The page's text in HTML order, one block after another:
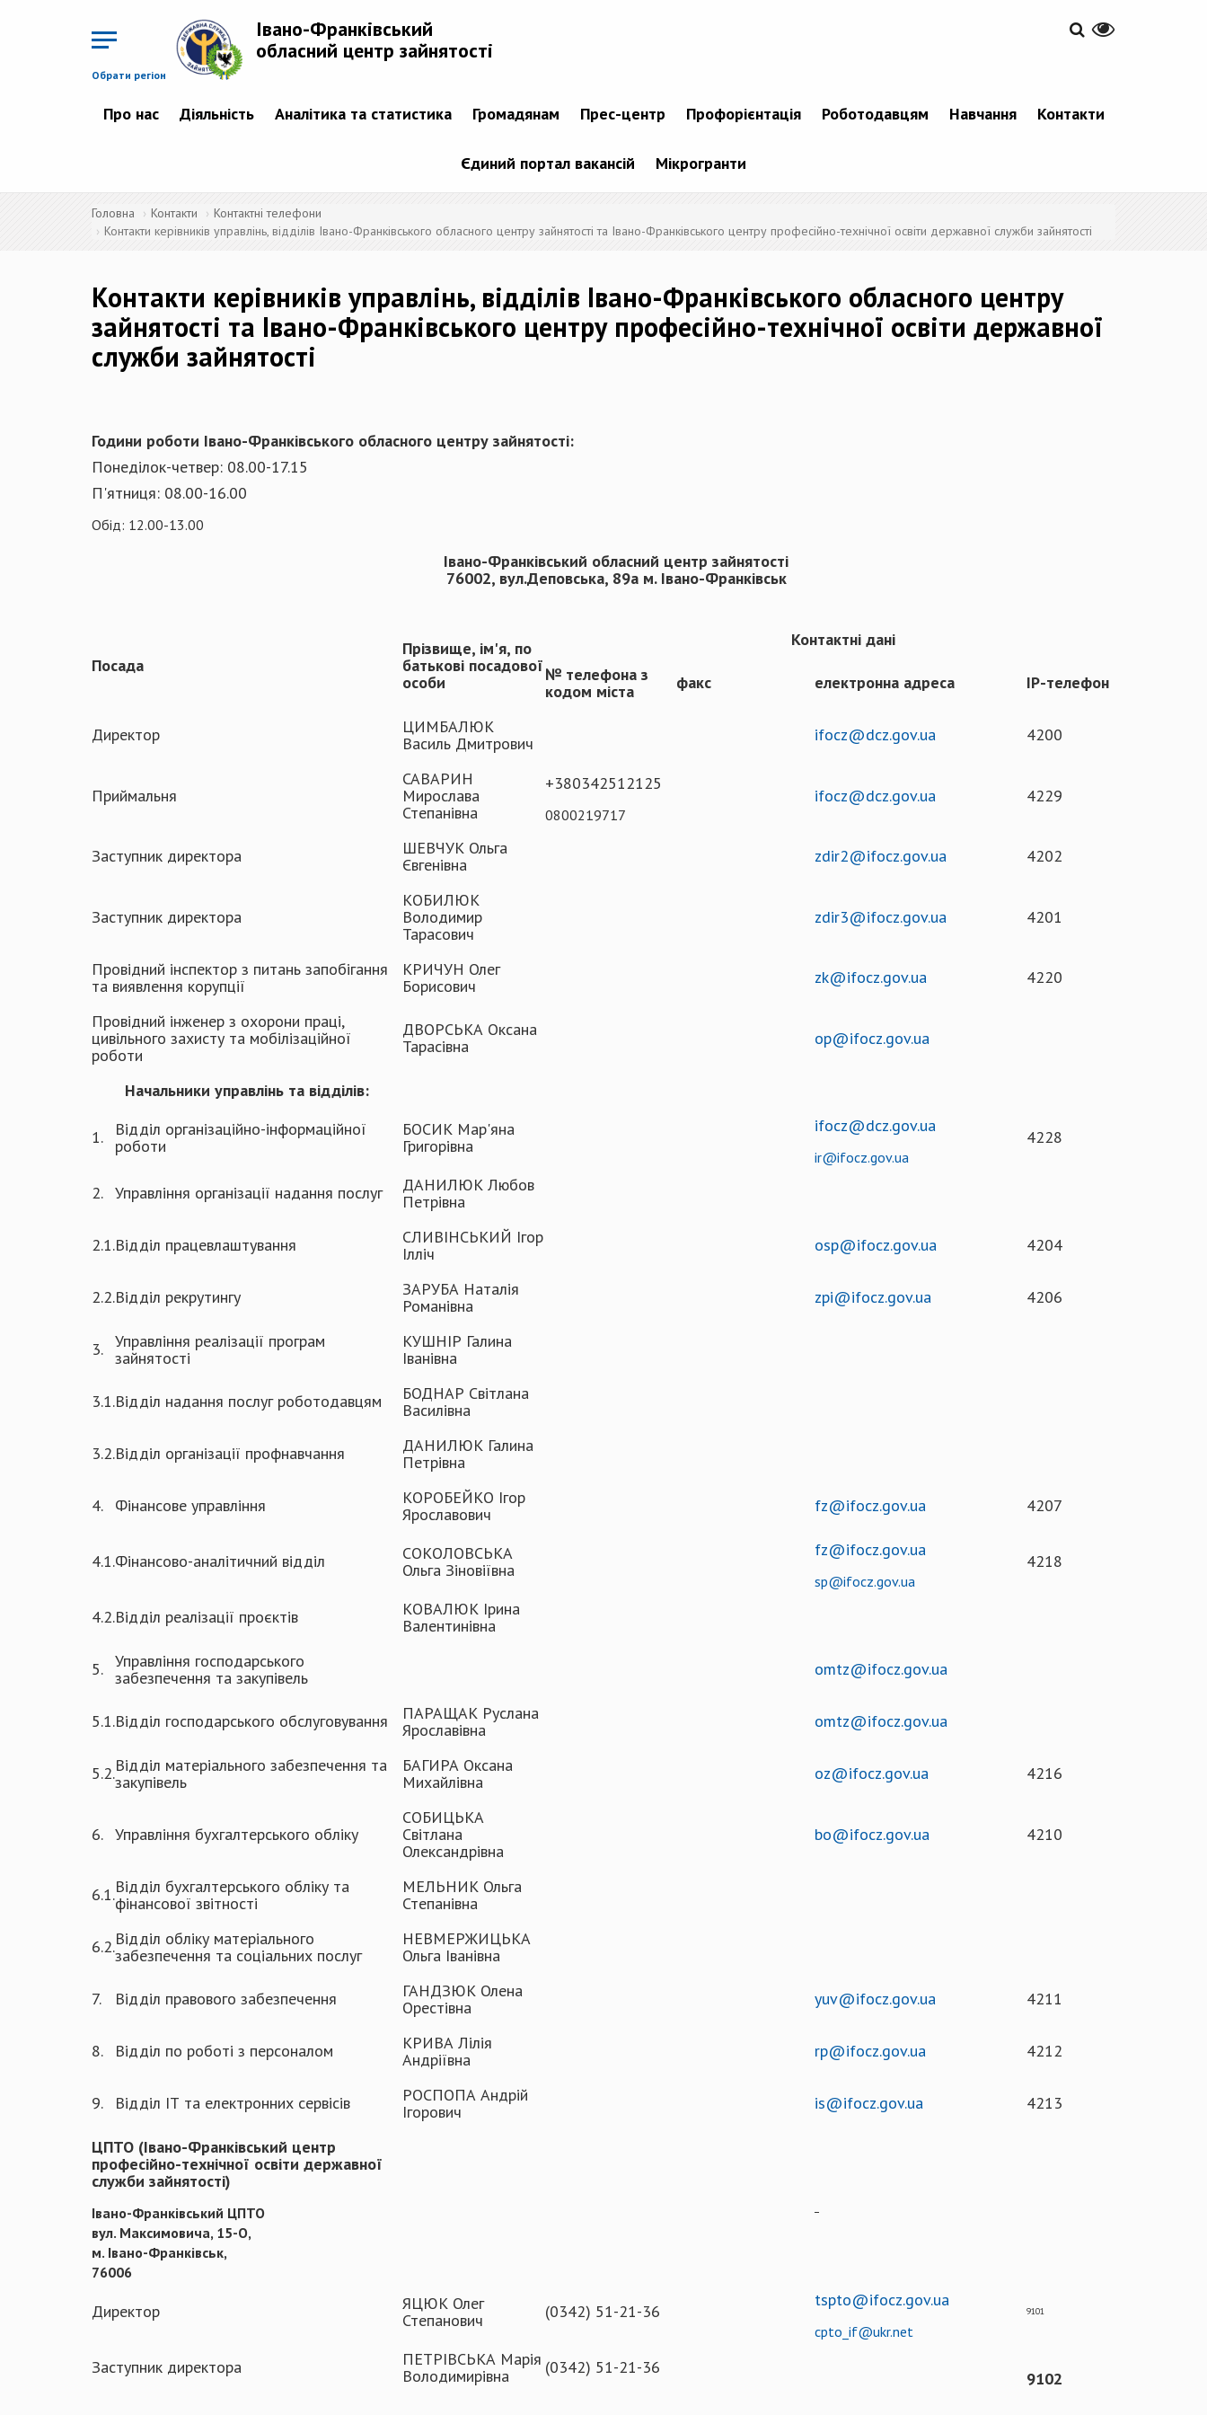
Обрати регіон
Івано-Франківський
обласний центр зайнятості
Про нас Діяльність Аналітика та статистика Громадянам Прес-центр Профорієнтація Роботодавцям Навчання Контакти
Єдиний портал вакансій Мікрогранти
Головна Контакти
Контактні телефони
Контакти керівників управлінь, відділів Івано-Франківського обласного центру зайнятості та Івано-Франківського центру професійно-технічної освіти державної служби зайнятості
Контакти керівників управлінь, відділів Івано-Франківського обласного центру
зайнятості та Івано-Франківського центру професійно-технічної освіти державної
служби зайнятості
Години роботи Івано-Франківського обласного центру зайнятості:
Понеділок-четвер: 08.00-17.15
П'ятниця: 08.00-16.00
Обід: 12.00-13.00
Івано-Франківський обласний центр зайнятості
76002, вул.Деповська, 89а м. Івано-Франківськ
Посада
Прізвище, ім'я, по
батькові посадової
особи
Контактні дані
№ телефона з
кодом міста
факс електронна адреса ІР-телефон
Директор
ЦИМБАЛЮК
Василь Дмитрович
ifocz@dcz.gov.ua 4200
Приймальня
САВАРИН
Мирослава
Степанівна
+380342512125
0800219717
ifocz@dcz.gov.ua 4229
Заступник директора
ШЕВЧУК Ольга
Євгенівна
zdir2@ifocz.gov.ua 4202
Заступник директора
КОБИЛЮК
Володимир
Тарасович
zdir3@ifocz.gov.ua 4201
Провідний інспектор з питань запобігання
та виявлення корупції
КРИЧУН Олег
Борисович
zk@ifocz.gov.ua 4220
Провідний інженер з охорони праці,
цивільного захисту та мобілізаційної
роботи
ДВОРСЬКА Оксана
Тарасівна
op@ifocz.gov.ua
Начальники управлінь та відділів:
1.
Відділ організаційно-інформаційної
роботи
БОСИК Мар'яна
Григорівна
ifocz@dcz.gov.ua
ir@ifocz.gov.ua
4228
2. Управління організації надання послуг
ДАНИЛЮК Любов
Петрівна
2.1.Відділ працевлаштування
СЛИВІНСЬКИЙ Ігор
Ілліч
osp@ifocz.gov.ua 4204
2.2.Відділ рекрутингу
ЗАРУБА Наталія
Романівна
zpi@ifocz.gov.ua 4206
3. Управління реалізації програм
зайнятості
КУШНІР Галина
Іванівна
3.1.Відділ надання послуг роботодавцям
БОДНАР Світлана
Василівна
3.2.Відділ організації профнавчання
ДАНИЛЮК Галина
Петрівна
4. Фінансове управління
КОРОБЕЙКО Ігор
Ярославович
fz@ifocz.gov.ua 4207
4.1.Фінансово-аналітичний відділ
СОКОЛОВСЬКА
Ольга Зіновіївна
fz@ifocz.gov.ua
sp@ifocz.gov.ua
4218
4.2.Відділ реалізації проєктів
КОВАЛЮК Ірина
Валентинівна
5. Управління господарського
забезпечення та закупівель
omtz@ifocz.gov.ua
5.1.Відділ господарського обслуговування
ПАРАЩАК Руслана
Ярославівна
omtz@ifocz.gov.ua
5.2.Відділ матеріального забезпечення та
закупівель
БАГИРА Оксана
Михайлівна
oz@ifocz.gov.ua 4216
6. Управління бухгалтерського обліку
СОБИЦЬКА
Світлана
Олександрівна
bo@ifocz.gov.ua 4210
6.1.Відділ бухгалтерського обліку та
фінансової звітності
МЕЛЬНИК Ольга
Степанівна
6.2.Відділ обліку матеріального
забезпечення та соціальних послуг
НЕВМЕРЖИЦЬКА
Ольга Іванівна
7. Відділ правового забезпечення
ГАНДЗЮК Олена
Орестівна
yuv@ifocz.gov.ua 4211
8. Відділ по роботі з персоналом
КРИВА Лілія
Андріївна
rp@ifocz.gov.ua 4212
9. Відділ ІТ та електронних сервісів
РОСПОПА Андрій
Ігорович
is@ifocz.gov.ua 4213
ЦПТО (Івано-Франківський центр
професійно-технічної освіти державної
служби зайнятості)
Івано-Франківський ЦПТО
вул. Максимовича, 15-О,
м. Івано-Франківськ,
76006
Директор
ЯЦЮК Олег
Степанович
(0342) ‪51-21-36
tspto@ifocz.gov.ua
cpto_if@ukr.net
9101
Заступник директора
ПЕТРІВСЬКА Марія
Володимирівна
(0342) ‪51-21-36
9102